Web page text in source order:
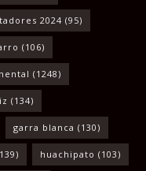
2024 (95)
(106)
(1248)
(134)
garra blanca (130)
huachipato (103)